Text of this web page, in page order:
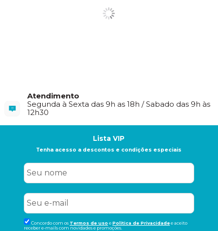
Atendimento
Segunda à Sexta das 9h as 18h / Sabado das 9h às
12h30
Lista VIP
Tenha acesso a descontos e condições especiais
Concordo com os Termos de uso ePolitica de Privacidadee aceito
receber e-mails com novidades e promoções.